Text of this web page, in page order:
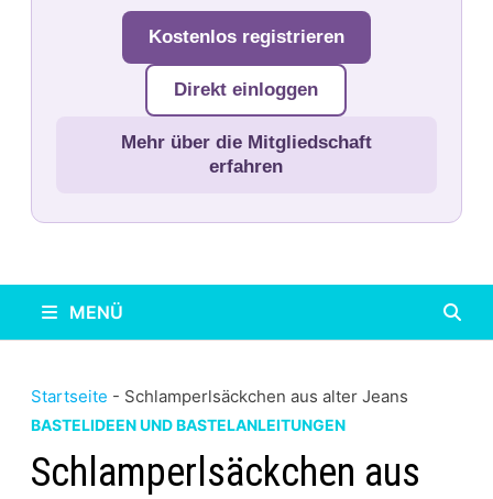
Kostenlos registrieren
Direkt einloggen
Mehr über die Mitgliedschaft
erfahren
MENÜ
Startseite - Schlamperlsäckchen aus alter Jeans
BASTELIDEEN UND BASTELANLEITUNGEN
Schlamperlsäckchen aus